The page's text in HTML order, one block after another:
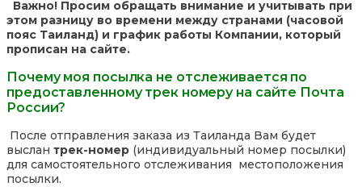
Важно! Просим обращать внимание и учитывать при
этом разницу во времени между странами (часовой
пояс Таиланд) и график работы Компании, который
прописан на сайте.
Почему моя посылка не отслеживается по
предоставленному трек номеру на сайте Почта
России?
После отправления заказа из Таиланда Вам будет
выслан трек-номер (индивидуальный номер посылки)
для самостоятельного отслеживания местоположения
посылки.